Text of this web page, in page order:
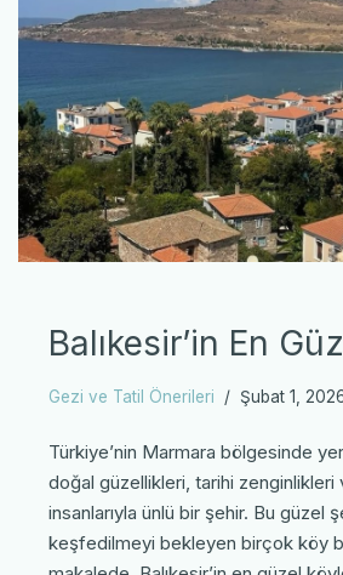
Balıkesir’in En
Gezi ve Tatil Önerileri Şubat 1,
Türkiye’nin Marmara bölgesinde
doğal güzellikleri, tarihi zenginlikleri
insanlarıyla ünlü bir şehir. Bu güzel
keşfedilmeyi bekleyen birçok köy